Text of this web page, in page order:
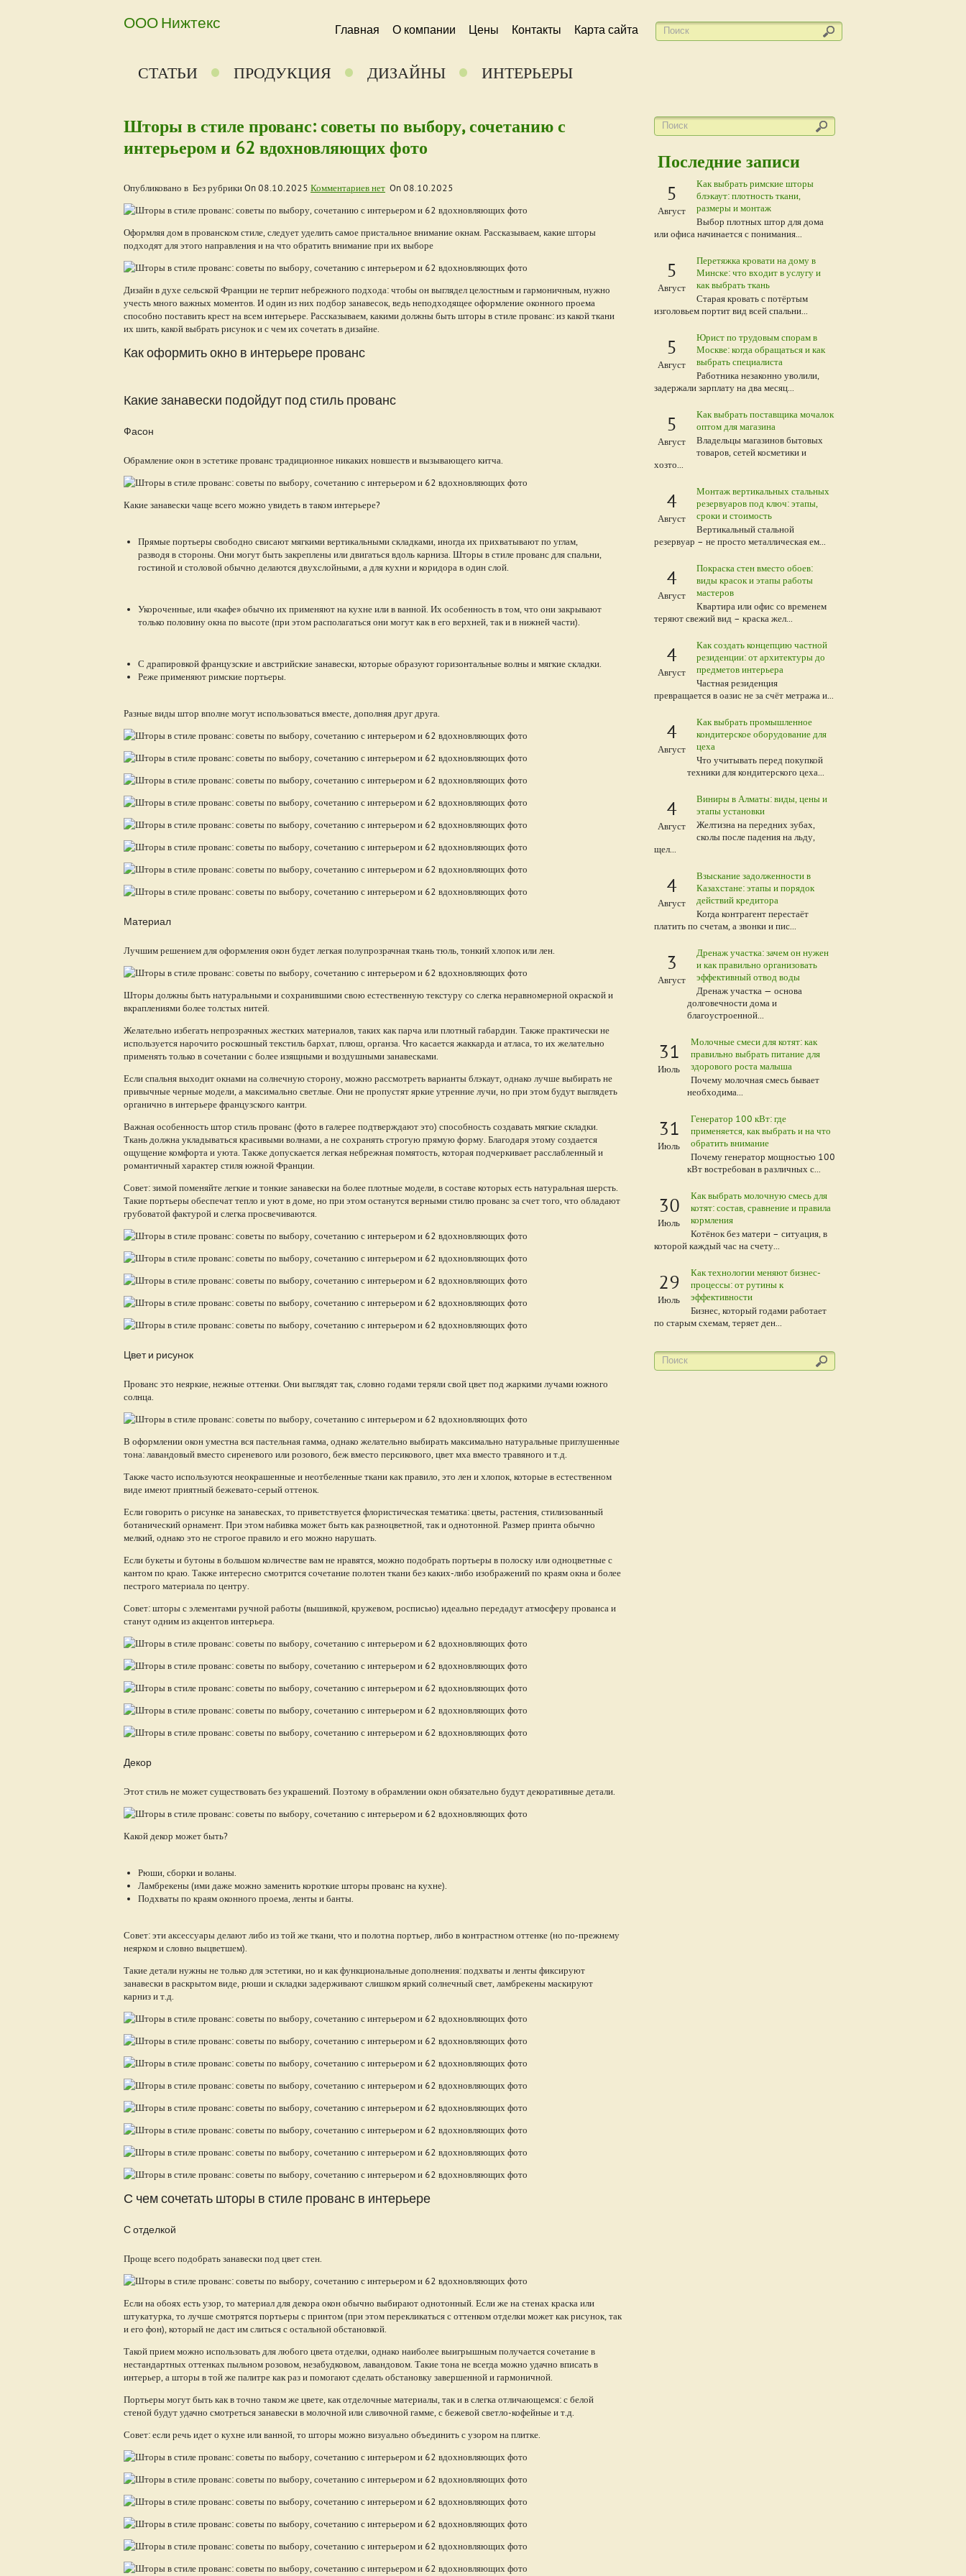
ООО Нижтекс Главная О компании Цены Контакты Карта сайта
СТАТЬИ ПРОДУКЦИЯ ДИЗАЙНЫ ИНТЕРЬЕРЫ
Последние записи
5
Август
Как выбрать римские шторы
блэкаут: плотность ткани,
размеры и монтаж
Выбор плотных штор для дома
или офиса начинается с понимания...
5
Август
Перетяжка кровати на дому в
Минске: что входит в услугу и
как выбрать ткань
Старая кровать с потёртым
изголовьем портит вид всей спальни...
5
Август
Юрист по трудовым спорам в
Москве: когда обращаться и как
выбрать специалиста
Работника незаконно уволили,
задержали зарплату на два месяц...
5
Август
Как выбрать поставщика мочалок
оптом для магазина
Владельцы магазинов бытовых
товаров, сетей косметики и
хозто...
4
Август
Монтаж вертикальных стальных
резервуаров под ключ: этапы,
сроки и стоимость
Вертикальный стальной
резервуар – не просто металлическая ем...
4
Август
Покраска стен вместо обоев:
виды красок и этапы работы
мастеров
Квартира или офис со временем
теряют свежий вид – краска жел...
4
Август
Как создать концепцию частной
резиденции: от архитектуры до
предметов интерьера
Частная резиденция
превращается в оазис не за счёт метража и...
4
Август
Как выбрать промышленное
кондитерское оборудование для
цеха
Что учитывать перед покупкой
техники для кондитерского цеха...
4
Август
Виниры в Алматы: виды, цены и
этапы установки
Желтизна на передних зубах,
сколы после падения на льду,
щел...
4
Август
Взыскание задолженности в
Казахстане: этапы и порядок
действий кредитора
Когда контрагент перестаёт
платить по счетам, а звонки и пис...
3
Август
Дренаж участка: зачем он нужен
и как правильно организовать
эффективный отвод воды
Дренаж участка — основа
долговечности дома и
благоустроенной...
31
Июль
Молочные смеси для котят: как
правильно выбрать питание для
здорового роста малыша
Почему молочная смесь бывает
необходима...
31
Июль
Генератор 100 кВт: где
применяется, как выбрать и на что
обратить внимание
Почему генератор мощностью 100
кВт востребован в различных с...
30
Июль
Как выбрать молочную смесь для
котят: состав, сравнение и правила
кормления
Котёнок без матери – ситуация, в
которой каждый час на счету...
29
Июль
Как технологии меняют бизнес-
процессы: от рутины к
эффективности
Бизнес, который годами работает
по старым схемам, теряет ден...
Шторы в стиле прованс: советы по выбору, сочетанию с
интерьером и 62 вдохновляющих фото
Опубликовано в Без рубрики On08.10.2025 Комментариев нет On08.10.2025
Оформляя дом в прованском стиле, следует уделить самое пристальное внимание окнам. Рассказываем, какие шторы
подходят для этого направления и на что обратить внимание при их выборе
Дизайн в духе сельской Франции не терпит небрежного подхода: чтобы он выглядел целостным и гармоничным, нужно
учесть много важных моментов. И один из них подбор занавесок, ведь неподходящее оформление оконного проема
способно поставить крест на всем интерьере. Рассказываем, какими должны быть шторы в стиле прованс: из какой ткани
их шить, какой выбрать рисунок и с чем их сочетать в дизайне.
Как оформить окно в интерьере прованс
Какие занавески подойдут под стиль прованс
Фасон
Обрамление окон в эстетике прованс традиционное никаких новшеств и вызывающего китча.
Какие занавески чаще всего можно увидеть в таком интерьере?
Прямые портьеры свободно свисают мягкими вертикальными складками, иногда их прихватывают по углам,
разводя в стороны. Они могут быть закреплены или двигаться вдоль карниза. Шторы в стиле прованс для спальни,
гостиной и столовой обычно делаются двухслойными, а для кухни и коридора в один слой.
Укороченные, или «кафе» обычно их применяют на кухне или в ванной. Их особенность в том, что они закрывают
только половину окна по высоте (при этом располагаться они могут как в его верхней, так и в нижней части).
С драпировкой французские и австрийские занавески, которые образуют горизонтальные волны и мягкие складки.
Реже применяют римские портьеры.
Разные виды штор вполне могут использоваться вместе, дополняя друг друга.
Материал
Лучшим решением для оформления окон будет легкая полупрозрачная ткань тюль, тонкий хлопок или лен.
Шторы должны быть натуральными и сохранившими свою естественную текстуру со слегка неравномерной окраской и
вкраплениями более толстых нитей.
Желательно избегать непрозрачных жестких материалов, таких как парча или плотный габардин. Также практически не
используется нарочито роскошный текстиль бархат, плюш, органза. Что касается жаккарда и атласа, то их желательно
применять только в сочетании с более изящными и воздушными занавесками.
Если спальня выходит окнами на солнечную сторону, можно рассмотреть варианты блэкаут, однако лучше выбирать не
привычные черные модели, а максимально светлые. Они не пропустят яркие утренние лучи, но при этом будут выглядеть
органично в интерьере французского кантри.
Важная особенность штор стиль прованс (фото в галерее подтверждают это) способность создавать мягкие складки.
Ткань должна укладываться красивыми волнами, а не сохранять строгую прямую форму. Благодаря этому создается
ощущение комфорта и уюта. Также допускается легкая небрежная помятость, которая подчеркивает расслабленный и
романтичный характер стиля южной Франции.
Совет: зимой поменяйте легкие и тонкие занавески на более плотные модели, в составе которых есть натуральная шерсть.
Такие портьеры обеспечат тепло и уют в доме, но при этом останутся верными стилю прованс за счет того, что обладают
грубоватой фактурой и слегка просвечиваются.
Цвет и рисунок
Прованс это неяркие, нежные оттенки. Они выглядят так, словно годами теряли свой цвет под жаркими лучами южного
солнца.
В оформлении окон уместна вся пастельная гамма, однако желательно выбирать максимально натуральные приглушенные
тона: лавандовый вместо сиреневого или розового, беж вместо персикового, цвет мха вместо травяного и т.д.
Также часто используются неокрашенные и неотбеленные ткани как правило, это лен и хлопок, которые в естественном
виде имеют приятный бежевато-серый оттенок.
Если говорить о рисунке на занавесках, то приветствуется флористическая тематика: цветы, растения, стилизованный
ботанический орнамент. При этом набивка может быть как разноцветной, так и однотонной. Размер принта обычно
мелкий, однако это не строгое правило и его можно нарушать.
Если букеты и бутоны в большом количестве вам не нравятся, можно подобрать портьеры в полоску или одноцветные с
кантом по краю. Также интересно смотрится сочетание полотен ткани без каких-либо изображений по краям окна и более
пестрого материала по центру.
Совет: шторы с элементами ручной работы (вышивкой, кружевом, росписью) идеально передадут атмосферу прованса и
станут одним из акцентов интерьера.
Декор
Этот стиль не может существовать без украшений. Поэтому в обрамлении окон обязательно будут декоративные детали.
Какой декор может быть?
Рюши, сборки и воланы.
Ламбрекены (ими даже можно заменить короткие шторы прованс на кухне).
Подхваты по краям оконного проема, ленты и банты.
Совет: эти аксессуары делают либо из той же ткани, что и полотна портьер, либо в контрастном оттенке (но по-прежнему
неярком и словно выцветшем).
Такие детали нужны не только для эстетики, но и как функциональные дополнения: подхваты и ленты фиксируют
занавески в раскрытом виде, рюши и складки задерживают слишком яркий солнечный свет, ламбрекены маскируют
карниз и т.д.
С чем сочетать шторы в стиле прованс в интерьере
С отделкой
Проще всего подобрать занавески под цвет стен.
Если на обоях есть узор, то материал для декора окон обычно выбирают однотонный. Если же на стенах краска или
штукатурка, то лучше смотрятся портьеры с принтом (при этом перекликаться с оттенком отделки может как рисунок, так
и его фон), который не даст им слиться с остальной обстановкой.
Такой прием можно использовать для любого цвета отделки, однако наиболее выигрышным получается сочетание в
нестандартных оттенках пыльном розовом, незабудковом, лавандовом. Такие тона не всегда можно удачно вписать в
интерьер, а шторы в той же палитре как раз и помогают сделать обстановку завершенной и гармоничной.
Портьеры могут быть как в точно таком же цвете, как отделочные материалы, так и в слегка отличающемся: с белой
стеной будут удачно смотреться занавески в молочной или сливочной гамме, с бежевой светло-кофейные и т.д.
Совет: если речь идет о кухне или ванной, то шторы можно визуально объединить с узором на плитке.